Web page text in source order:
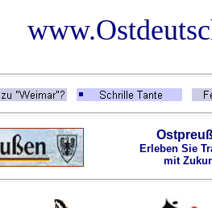
Erleben Sie
mit